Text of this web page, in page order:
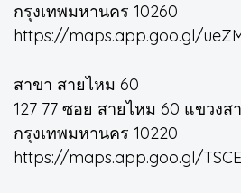
กรุงเทพมหานคร 10260
https://maps.app.goo.gl/
สาขา สายไหม 60
127 77 ซอย สายไหม 60 แขวง
กรุงเทพมหานคร 10220
https://maps.app.goo.gl/